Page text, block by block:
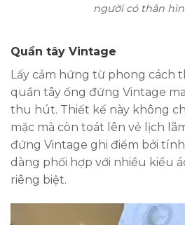
người có thân
Quần tây Vintage
Lấy cảm hứng từ phong cách
quần tây ống đứng Vintage
thu hút. Thiết kế này không
mặc mà còn toát lên vẻ lịch
đứng Vintage ghi điểm bởi
dàng phối hợp với nhiều kiểu
riêng biệt.